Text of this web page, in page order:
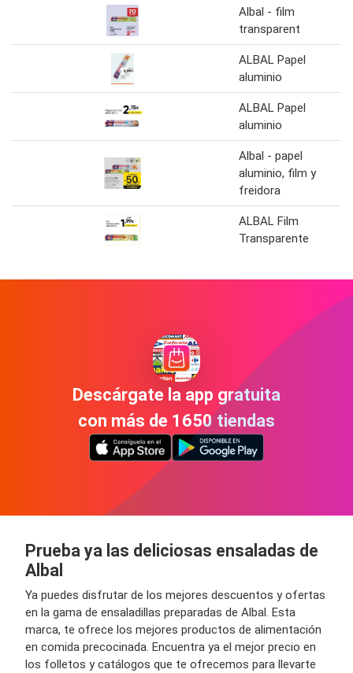
Albal - film
transparent
ALBAL Papel
aluminio
ALBAL Papel
aluminio
Albal - papel
aluminio, film y
freidora
ALBAL Film
Transparente
Descárgate la app gratuita
con más de 1650 tiendas
Prueba ya las deliciosas ensaladas de
Albal
Ya puedes disfrutar de los mejores descuentos y ofertas
en la gama de ensaladillas preparadas de Albal. Esta
marca, te ofrece los mejores productos de alimentación
en comida precocinada. Encuentra ya el mejor precio en
los folletos y catálogos que te ofrecemos para llevarte